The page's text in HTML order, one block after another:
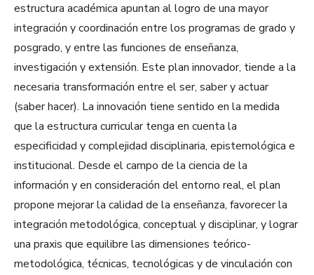
estructura académica apuntan al logro de una mayor
integración y coordinación entre los programas de grado y
posgrado, y entre las funciones de enseñanza,
investigación y extensión. Este plan innovador, tiende a la
necesaria transformación entre el ser, saber y actuar
(saber hacer). La innovación tiene sentido en la medida
que la estructura curricular tenga en cuenta la
especificidad y complejidad disciplinaria, epistemológica e
institucional. Desde el campo de la ciencia de la
información y en consideración del entorno real, el plan
propone mejorar la calidad de la enseñanza, favorecer la
integración metodológica, conceptual y disciplinar, y lograr
una praxis que equilibre las dimensiones teórico-
metodológica, técnicas, tecnológicas y de vinculación con